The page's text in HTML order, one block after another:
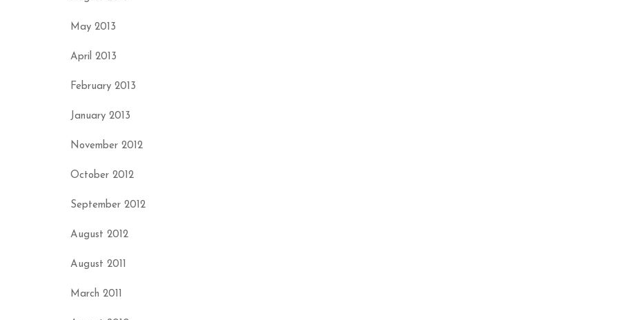
May 2013
April 2013
February 2013
January 2013
November 2012
October 2012
September 2012
August 2012
August 2011
March 2011